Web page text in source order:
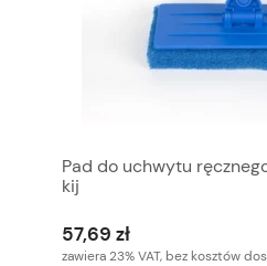
Pad do uchwytu
kij
57,69 zł
zawiera 23% VAT, bez kosztów